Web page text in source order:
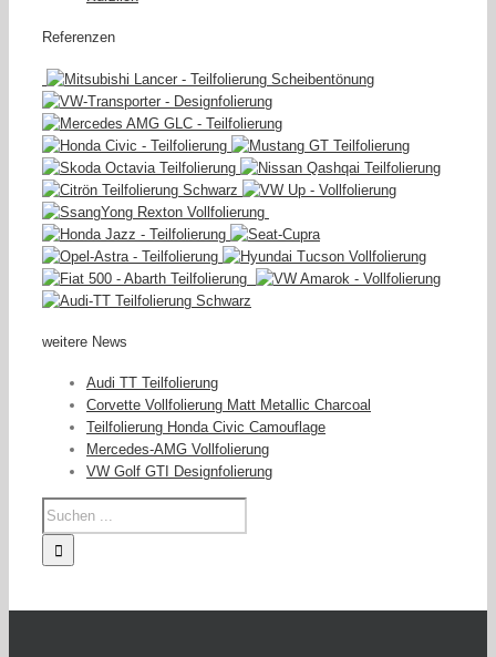
Referenzen
weitere News
Audi TT Teilfolierung
Corvette Vollfolierung Matt Metallic Charcoal
Teilfolierung Honda Civic Camouflage
Mercedes-AMG Vollfolierung
VW Golf GTI Designfolierung